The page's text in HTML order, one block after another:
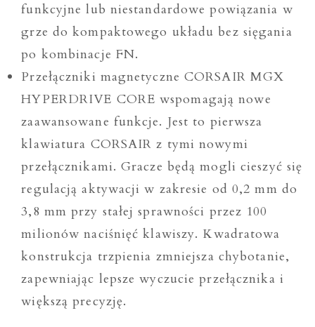
funkcyjne lub niestandardowe powiązania w
grze do kompaktowego układu bez sięgania
po kombinacje FN.
Przełączniki magnetyczne CORSAIR MGX
HYPERDRIVE CORE wspomagają nowe
zaawansowane funkcje. Jest to pierwsza
klawiatura CORSAIR z tymi nowymi
przełącznikami. Gracze będą mogli cieszyć się
regulacją aktywacji w zakresie od 0,2 mm do
3,8 mm przy stałej sprawności przez 100
milionów naciśnięć klawiszy. Kwadratowa
konstrukcja trzpienia zmniejsza chybotanie,
zapewniając lepsze wyczucie przełącznika i
większą precyzję.